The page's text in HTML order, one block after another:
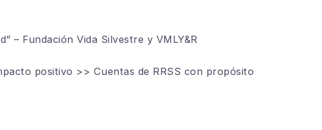
– Fundación Vida Silvestre y VMLY&R
positivo >> Cuentas de RRSS con propósito